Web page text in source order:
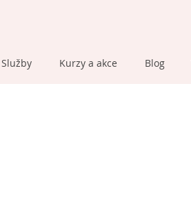
Služby Kurzy a akce Blog